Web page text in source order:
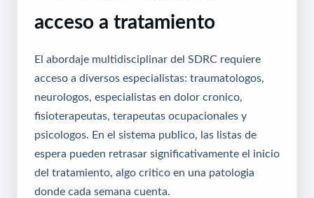
acceso a tratamiento
El abordaje multidisciplinar del SDRC requiere
acceso a diversos especialistas: traumatologos,
neurologos, especialistas en dolor cronico,
fisioterapeutas, terapeutas ocupacionales y
psicologos. En el sistema publico, las listas de
espera pueden retrasar significativamente el inicio
del tratamiento, algo critico en una patologia
donde cada semana cuenta.